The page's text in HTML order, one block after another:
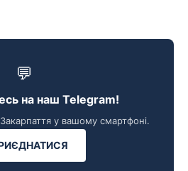
💬
на наш Telegram!
у вашому смартфоні.